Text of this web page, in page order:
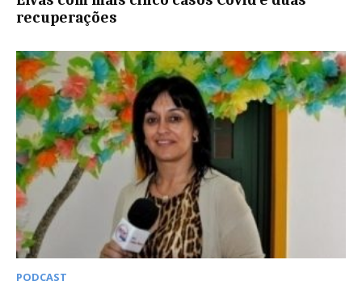
recuperações
PODCAST